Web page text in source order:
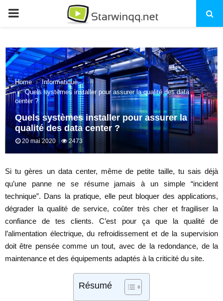
PRIMARY
Home
Informatique
Quels systèmes installer pour assurer la qualité des data
center ?
Quels systèmes installer pour assurer la
qualité des data center ?
20 mai 2020 2473
Si tu gères un data center, même de petite taille, tu sais déjà
qu’une panne ne se résume jamais à un simple “incident
technique”. Dans la pratique, elle peut bloquer des applications,
dégrader la qualité de service, coûter très cher et fragiliser la
confiance de tes clients. C’est pour ça que la qualité de
l’alimentation électrique, du refroidissement et de la supervision
doit être pensée comme un tout, avec de la redondance, de la
maintenance et des équipements adaptés à la criticité du site.
Résumé